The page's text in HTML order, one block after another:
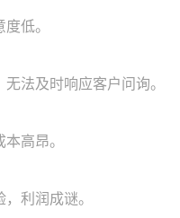
低。
法及时响应客户问询。
高昂。
利润成谜。